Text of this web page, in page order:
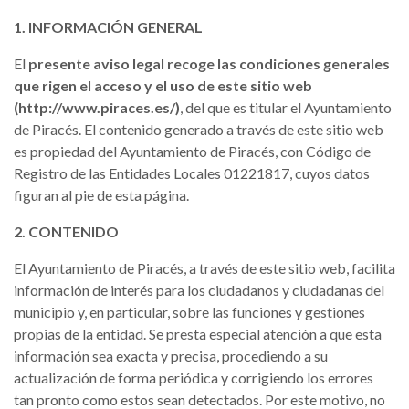
1. INFORMACIÓN GENERAL
El presente aviso legal recoge las condiciones generales
que rigen el acceso y el uso de este sitio web
(http://www.piraces.es/), del que es titular el Ayuntamiento
de Piracés. El contenido generado a través de este sitio web
es propiedad del Ayuntamiento de Piracés, con Código de
Registro de las Entidades Locales 01221817, cuyos datos
figuran al pie de esta página.
2. CONTENIDO
El Ayuntamiento de Piracés, a través de este sitio web, facilita
información de interés para los ciudadanos y ciudadanas del
municipio y, en particular, sobre las funciones y gestiones
propias de la entidad. Se presta especial atención a que esta
información sea exacta y precisa, procediendo a su
actualización de forma periódica y corrigiendo los errores
tan pronto como estos sean detectados. Por este motivo, no